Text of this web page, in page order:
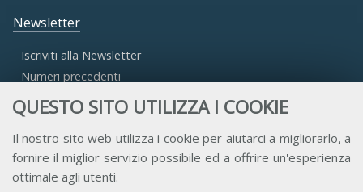
QUESTO SITO UTILIZZA I COOKIE
Il nostro sito web utilizza i cookie per aiutarci a migliorarlo, a
fornire il miglior servizio possibile ed a offrire un'esperienza
ottimale agli utenti.
Newsletter
Iscriviti alla Newsletter
Numeri precedenti
Accesso Aderenti
Accesso Consulta